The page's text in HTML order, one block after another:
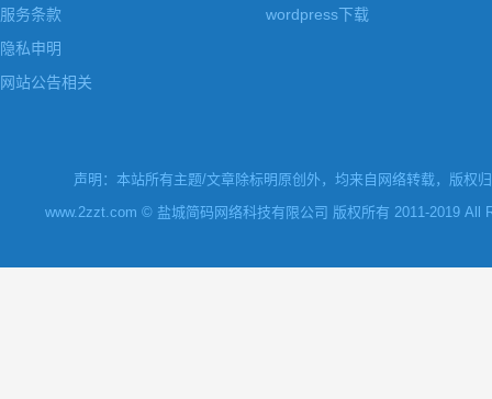
服务条款
隐私申明
网站公告相关
wordpress下载
声明：本站所有主题/文章除标明原创外，均来自网络转载，版权
www.2zzt.com © 盐城简码网络科技有限公司 版权所有 2011-2019